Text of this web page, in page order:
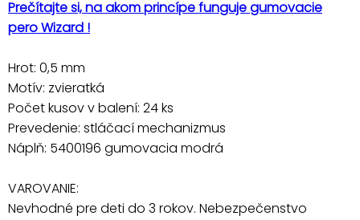
Prečítajte si, na akom princípe funguje gumovacie
pero Wizard !
Hrot: 0,5 mm
Motív: zvieratká
Počet kusov v balení: 24 ks
Prevedenie: stláčací mechanizmus
Náplň: 5400196 gumovacia modrá
VAROVANIE:
Nevhodné pre deti do 3 rokov. Nebezpečenstvo